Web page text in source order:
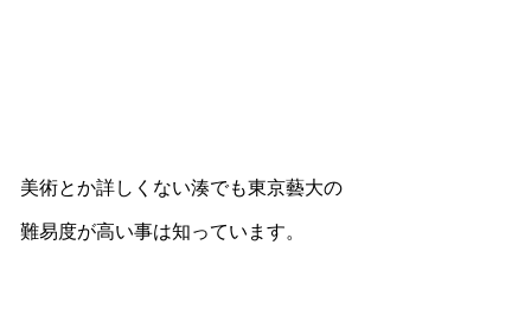
美術とか詳しくない湊でも東京藝大の
難易度が高い事は知っています。